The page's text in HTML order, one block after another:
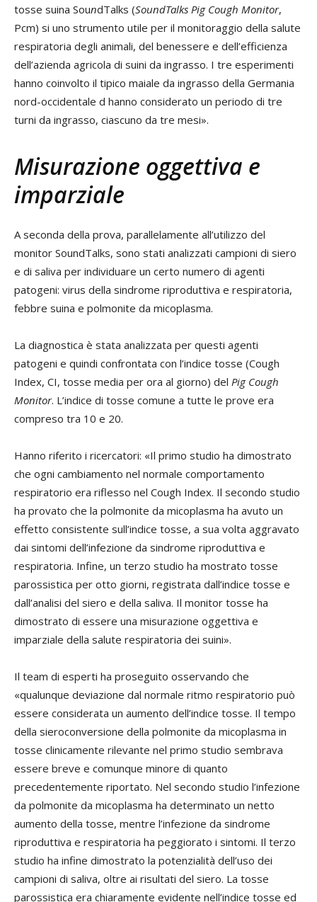
tosse suina SoundTalks (SoundTalks Pig Cough Monitor,
Pcm) si uno strumento utile per il monitoraggio della salute
respiratoria degli animali, del benessere e dell’efficienza
dell’azienda agricola di suini da ingrasso. I tre esperimenti
hanno coinvolto il tipico maiale da ingrasso della Germania
nord-occidentale d hanno considerato un periodo di tre
turni da ingrasso, ciascuno da tre mesi».
Misurazione oggettiva e
imparziale
A seconda della prova, parallelamente all’utilizzo del
monitor SoundTalks, sono stati analizzati campioni di siero
e di saliva per individuare un certo numero di agenti
patogeni: virus della sindrome riproduttiva e respiratoria,
febbre suina e polmonite da micoplasma.
La diagnostica è stata analizzata per questi agenti
patogeni e quindi confrontata con l’indice tosse (Cough
Index, CI, tosse media per ora al giorno) del Pig Cough
Monitor. L’indice di tosse comune a tutte le prove era
compreso tra 10 e 20.
Hanno riferito i ricercatori: «Il primo studio ha dimostrato
che ogni cambiamento nel normale comportamento
respiratorio era riflesso nel Cough Index. Il secondo studio
ha provato che la polmonite da micoplasma ha avuto un
effetto consistente sull’indice tosse, a sua volta aggravato
dai sintomi dell’infezione da sindrome riproduttiva e
respiratoria. Infine, un terzo studio ha mostrato tosse
parossistica per otto giorni, registrata dall’indice tosse e
dall’analisi del siero e della saliva. Il monitor tosse ha
dimostrato di essere una misurazione oggettiva e
imparziale della salute respiratoria dei suini».
Il team di esperti ha proseguito osservando che
«qualunque deviazione dal normale ritmo respiratorio può
essere considerata un aumento dell’indice tosse. Il tempo
della sieroconversione della polmonite da micoplasma in
tosse clinicamente rilevante nel primo studio sembrava
essere breve e comunque minore di quanto
precedentemente riportato. Nel secondo studio l’infezione
da polmonite da micoplasma ha determinato un netto
aumento della tosse, mentre l’infezione da sindrome
riproduttiva e respiratoria ha peggiorato i sintomi. Il terzo
studio ha infine dimostrato la potenzialità dell’uso dei
campioni di saliva, oltre ai risultati del siero. La tosse
parossistica era chiaramente evidente nell’indice tosse ed